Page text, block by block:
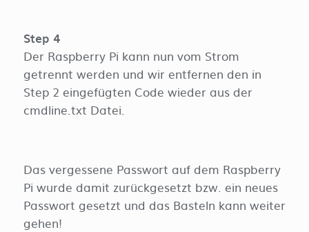
Step 4
Der Raspberry Pi kann nun vom Strom
getrennt werden und wir entfernen den in
Step 2 eingefügten Code wieder aus der
cmdline.txt Datei.
Das vergessene Passwort auf dem Raspberry
Pi wurde damit zurückgesetzt bzw. ein neues
Passwort gesetzt und das Basteln kann weiter
gehen!